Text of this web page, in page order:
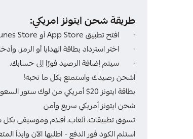
طريقة شحن ايتونز امريكي:
· افتح تطبيق App Store أو iTunes Store على جهازك، وسجل الدخول بحساب Apple ID.
· اختر استرداد بطاقة الهدايا أو الرمز،
· سيتم إضافة الرصيد فورًا إلى حسابك.
اشحن رصيدك واستمتع بكل ما تحبه!
بطاقة ايتونز 20$ أمريكي من لوك ستور السعودي متوفرة الآن
شحن ايتونز أمريكي سريع وآمن
تسوق تطبيقات، ألعاب، أفلام وموسيقى
استلم الكود فور الدفع - اطلبها الآن وابدأ